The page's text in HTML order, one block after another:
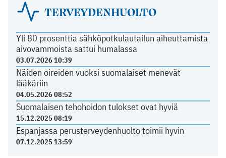
TERVEYDENHUOLTO
Yli 80 prosenttia sähköpotkulautailun aiheuttamista
aivovammoista sattui humalassa
03.07.2026 10:39
Näiden oireiden vuoksi suomalaiset menevät
lääkäriin
04.05.2026 08:52
Suomalaisen tehohoidon tulokset ovat hyviä
15.12.2025 08:19
Espanjassa perusterveydenhuolto toimii hyvin
07.12.2025 13:59